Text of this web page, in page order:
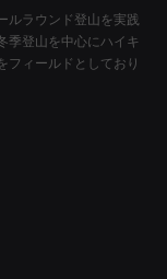
ルラウンド登山を実践
季登山を中心にハイキ
フィールドとしており